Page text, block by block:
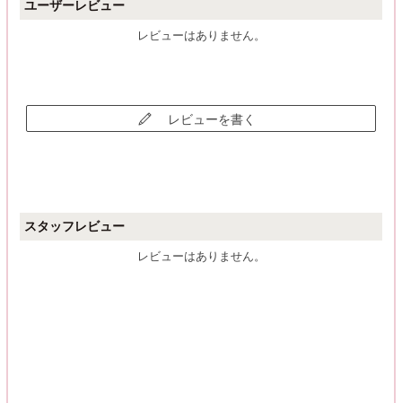
ユーザーレビュー
レビューはありません。
レビューを書く
スタッフレビュー
レビューはありません。